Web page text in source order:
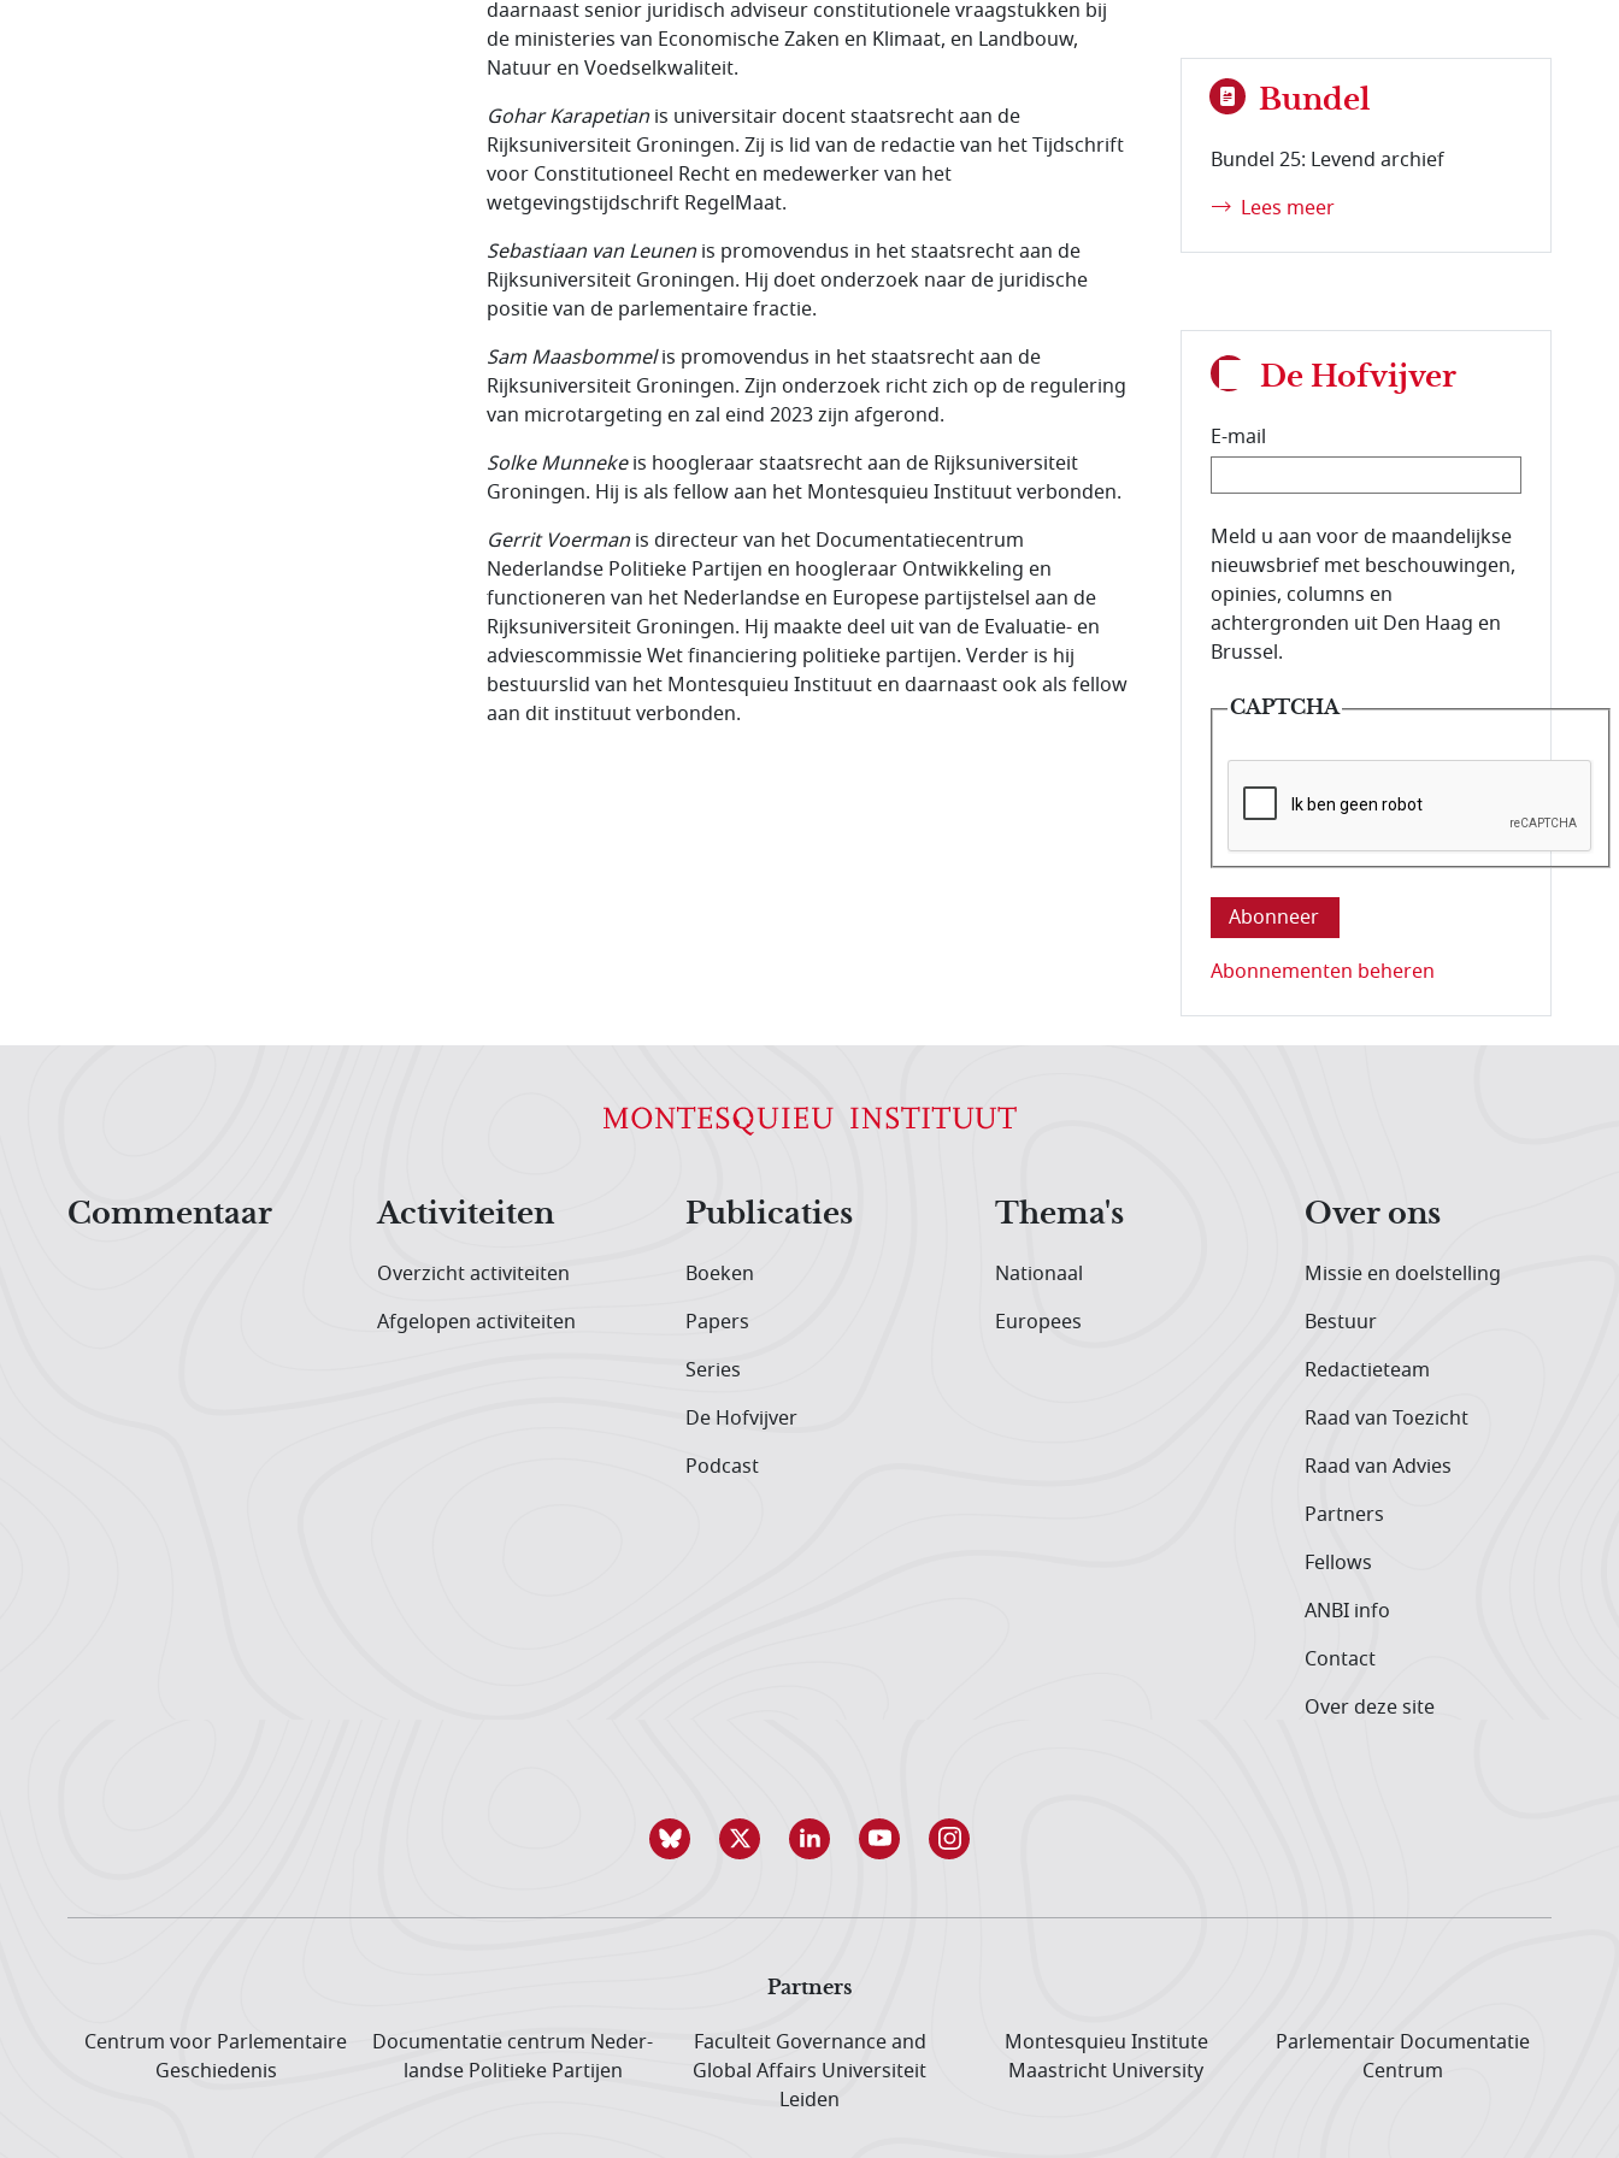
daarnaast senior juridisch adviseur constitutionele vraagstukken bij
de ministeries van Economische Zaken en Klimaat, en Landbouw,
Natuur en Voedselkwaliteit.
Gohar Karapetian is universitair docent staatsrecht aan de
Rijksuniversiteit Groningen. Zij is lid van de redactie van het Tijdschrift
voor Constitutioneel Recht en medewerker van het
wetgevingstijdschrift RegelMaat.
Sebastiaan van Leunen is promovendus in het staatsrecht aan de
Rijksuniversiteit Groningen. Hij doet onderzoek naar de juridische
positie van de parlementaire fractie.
Sam Maasbommelis promovendus in het staatsrecht aan de
Rijksuniversiteit Groningen. Zijn onderzoek richt zich op de regulering
van microtargeting en zal eind 2023 zijn afgerond.
Solke Munnekeis hoogleraar staatsrecht aan de Rijksuniversiteit
Groningen. Hij is als fellow aan het Montesquieu Instituut verbonden.
Gerrit Voerman is directeur van het Documentatiecentrum
Nederlandse Politieke Partijen en hoogleraar Ontwikkeling en
functioneren van het Nederlandse en Europese partijstelsel aan de
Rijksuniversiteit Groningen. Hij maakte deel uit van de Evaluatie- en
adviescommissie Wet financiering politieke partijen. Verder is hij
bestuurslid van het Montesquieu Instituut en daarnaast ook als fellow
aan dit instituut verbonden.
Bundel
Bundel 25: Levend archief
Lees meer
De Hofvijver
E-mail
E-mailadres van de abonnee.
Meld u aan voor de maandelijkse
nieuwsbrief met beschouwingen,
opinies, columns en
achtergronden uit Den Haag en
Brussel.
CAPTCHA
Deze vraag is om te controleren dat u
Abonnementen beheren
Commentaar
Activiteiten
Overzicht activiteiten
Afgelopen activiteiten
Publicaties
Boeken
Papers
Series
De Hofvijver
Podcast
Thema's
Nationaal
Europees
Over ons
Missie en doelstelling
Bestuur
Redactieteam
Raad van Toezicht
Raad van Advies
Partners
Fellows
ANBI info
Contact
Over deze site
Partners
Centrum voor Parlementaire
Geschiedenis
Documentatie centrum Neder­
landse Politieke Partijen
Faculteit Governance and
Global Affairs Universiteit
Leiden
Montesquieu Institute
Maastricht University
Parlementair Documentatie
Centrum